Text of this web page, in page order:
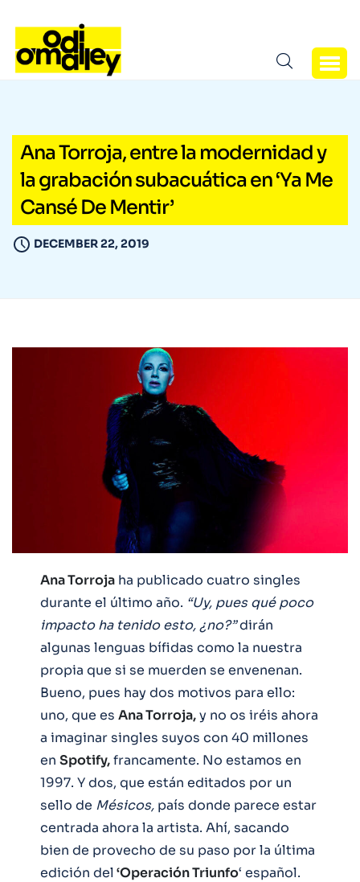
Ana Torroja, entre la modernidad y
la grabación subacuática en ‘Ya Me
Cansé De Mentir’
DECEMBER 22, 2019
Ana Torroja ha publicado cuatro singles
durante el último año. “Uy, pues qué poco
impacto ha tenido esto, ¿no?”dirán
algunas lenguas bífidas como la nuestra
propia que si se muerden se envenenan.
Bueno, pues hay dos motivos para ello:
uno, que es Ana Torroja,y no os iréis ahora
a imaginar singles suyos con 40 millones
en Spotify,francamente. No estamos en
1997. Y dos, que están editados por un
sello de Mésicos, país donde parece estar
centrada ahora la artista. Ahí, sacando
bien de provecho de su paso por la última
edición del‘Operación Triunfo‘ español.